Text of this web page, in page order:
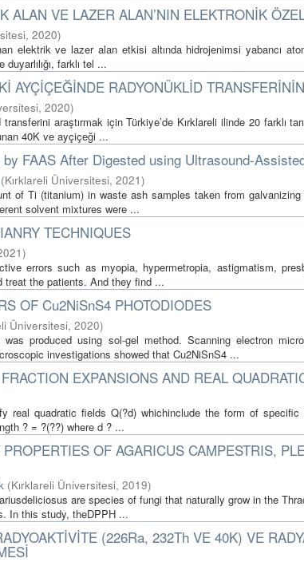
ALAN VE LAZER ALAN’NIN ELEKTRONİK
, 2020)
elektrik ve lazer alan etkisi altında hidrojenimsi yabancı
farklı tel ...
AYÇİÇEĞİNDE RADYONÜKLİD
, 2020)
araştırmak için Türkiye’de Kırklareli ilinde 20 farklı
40K ve ayçiçeği ...
FAAS After Digested using Ultrasound-
(Kırklareli Üniversitesi, 2021)
of Ti (titanium) in waste ash samples taken from
solvent mixtures were ...
TECHNIQUES
)
errors such as myopia, hypermetropia, astigmatism,
treat the patients. And they find ...
OF Cu2NiSnS4 PHOTODIODES
Üniversitesi, 2020)
produced using sol-gel method. Scanning electron
investigations showed that Cu2NiSnS4 ...
EXPANSIONS AND REAL
real quadratic fields Q(?d) whichinclude the form of specific
? = ?(??) where d ? ...
OF AGARICUS CAMPESTRIS,
(Kırklareli Üniversitesi, 2019)
are species of fungi that naturally grow in the
In this study, theDPPH ...
(226Ra, 232Th VE 40K) VE